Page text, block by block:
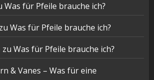
Was für Pfeile brauche ich?
zu Was für Pfeile brauche ich?
zu Was für Pfeile brauche ich?
& Vanes – Was für eine